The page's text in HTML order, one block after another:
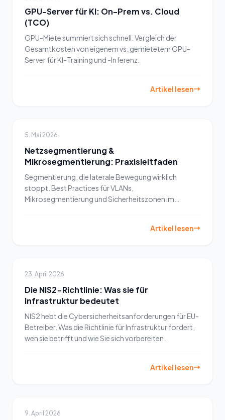
GPU-Server für KI: On-Prem vs. Cloud
(TCO)
GPU-Miete summiert sich schnell. Vergleich der
Gesamtkosten von eigenem vs. gemietetem GPU-
Server für KI-Training und -Inferenz.
Artikel lesen
5. Mai 2026
Netzsegmentierung &
Mikrosegmentierung: Praxisleitfaden
Segmentierung, die laterale Bewegung wirklich
stoppt. Best Practices für VLANs,
Mikrosegmentierung und Sicherheitszonen im
Artikel lesen
23. April 2026
Die NIS2-Richtlinie: Was sie für
Infrastruktur bedeutet
NIS2 hebt die Cybersicherheitsanforderungen für EU-
Betreiber. Was die Richtlinie für Infrastruktur fordert,
wen sie betrifft und wie Sie sich vorbereiten.
Artikel lesen
9. April 2026